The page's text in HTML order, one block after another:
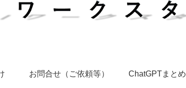
お問合せ（ご依頼等） ChatGPTまとめ